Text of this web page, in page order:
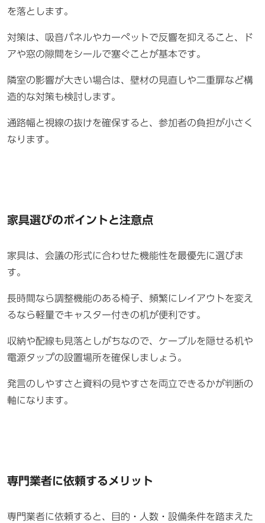
を落とします。
対策は、吸音パネルやカーペットで反響を抑えること、ド
アや窓の隙間をシールで塞ぐことが基本です。
隣室の影響が大きい場合は、壁材の見直しや二重扉など構
造的な対策も検討します。
通路幅と視線の抜けを確保すると、参加者の負担が小さく
なります。
家具選びのポイントと注意点
家具は、会議の形式に合わせた機能性を最優先に選びま
す。
長時間なら調整機能のある椅子、頻繁にレイアウトを変え
るなら軽量でキャスター付きの机が便利です。
収納や配線も見落としがちなので、ケーブルを隠せる机や
電源タップの設置場所を確保しましょう。
発言のしやすさと資料の見やすさを両立できるかが判断の
軸になります。
専門業者に依頼するメリット
専門業者に依頼すると、目的・人数・設備条件を踏まえた